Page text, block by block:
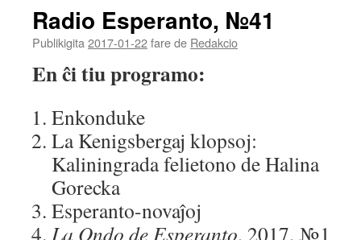
Radio Esperanto, №41
Publikigita 2017-01-22fare de Redakcio
En ĉi tiu programo:
Enkonduke
La Kenigsbergaj klopsoj:
Kaliningrada felietono de Halina
Gorecka
Esperanto-novaĵoj
La Ondo de Esperanto, 2017, №1